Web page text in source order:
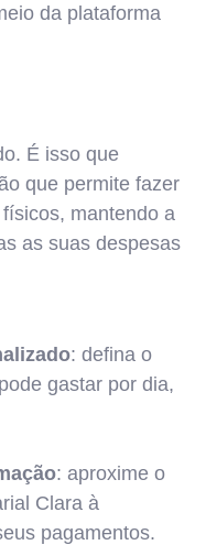
da plataforma
É isso que
que permite fazer
mantendo a
as suas despesas
: defina o
gastar por dia,
: aproxime o
Clara à
pagamentos.